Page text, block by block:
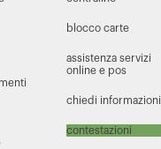
blocco carte
assistenza servizi
online e pos
chiedi informazioni
contestazioni